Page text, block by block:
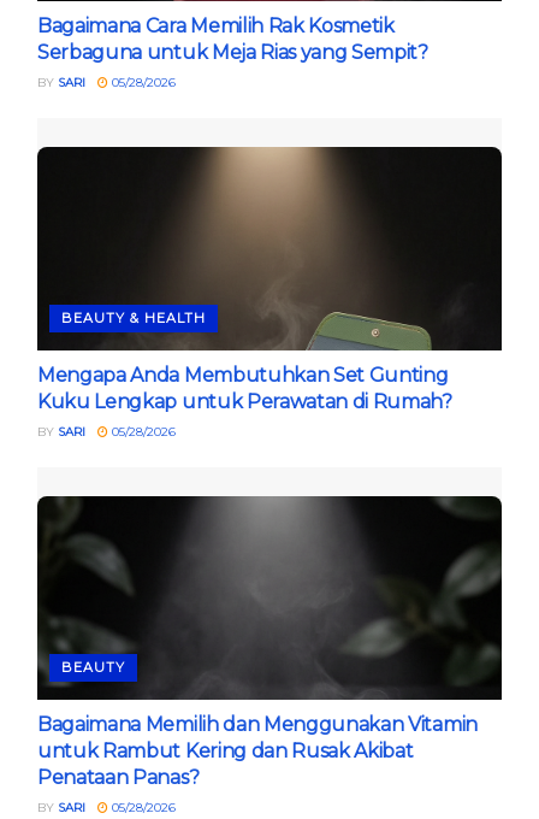
Bagaimana Cara Memilih Rak Kosmetik
Serbaguna untuk Meja Rias yang Sempit?
BY SARI 05/28/2026
BEAUTY & HEALTH
Mengapa Anda Membutuhkan Set Gunting
Kuku Lengkap untuk Perawatan di Rumah?
BY SARI 05/28/2026
BEAUTY
Bagaimana Memilih dan Menggunakan Vitamin
untuk Rambut Kering dan Rusak Akibat
Penataan Panas?
BY SARI 05/28/2026